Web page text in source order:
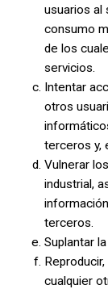
usuarios al
consumo
de los
servicios.
Intentar
otros
terceros y,
Vulnerar
industrial,
terceros.
Suplantar
cualquier